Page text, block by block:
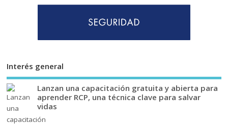
Interés general
Lanzan una capacitación gratuita y abierta para
aprender RCP, una técnica clave para salvar
vidas